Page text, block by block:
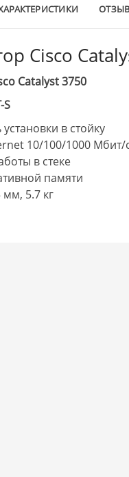
Cisco
Catalyst 3750
S
в стойку
10/100/1000 Мбит/
в стеке
памяти
мм, 5.7 кг